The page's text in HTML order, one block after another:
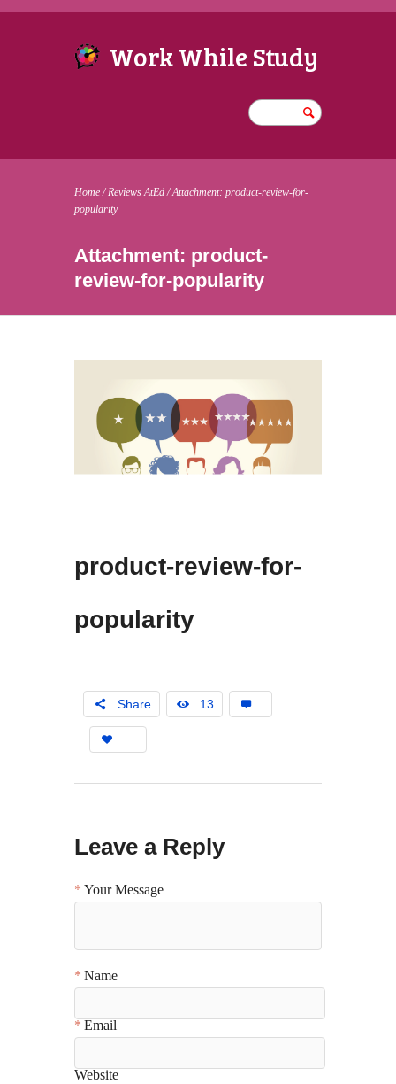
Work While Study
Home/Reviews AtEd/Attachment: product-review-for-
popularity
Attachment: product-
review-for-popularity
product-review-for-
popularity
Share 13
Leave a Reply
Your Message
Name
Email
Website